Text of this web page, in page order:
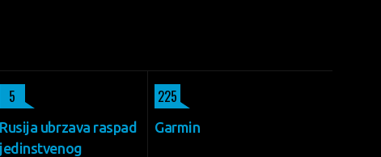
Rusija ubrzava raspad
jedinstvenog
5
Garmin
225